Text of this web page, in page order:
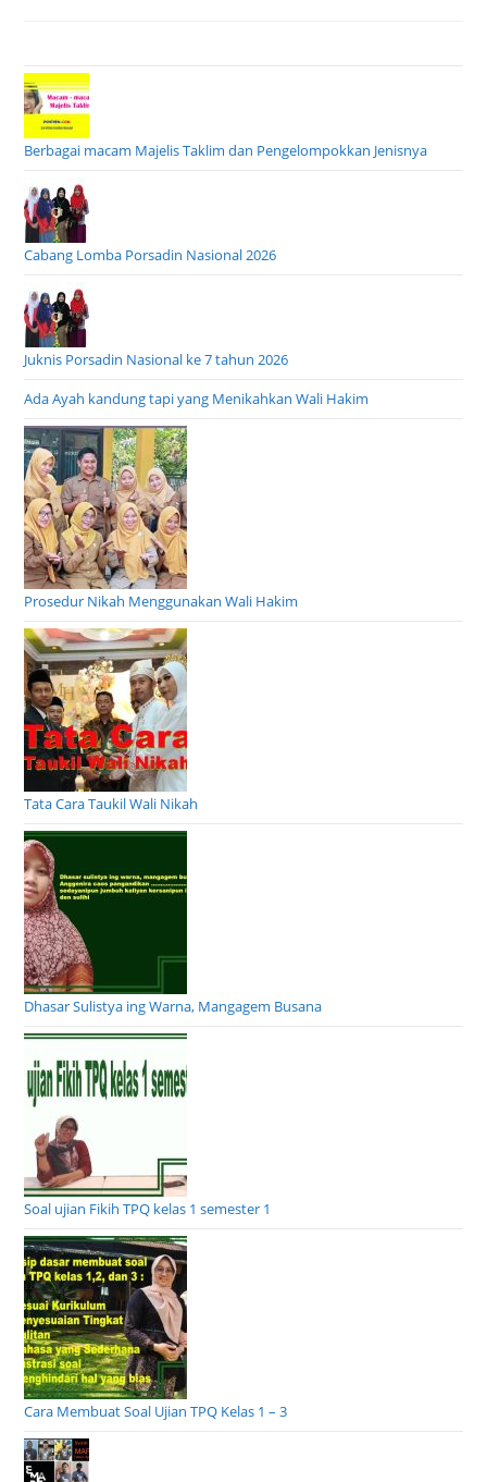
Berbagai macam Majelis Taklim dan Pengelompokkan Jenisnya
Cabang Lomba Porsadin Nasional 2026
Juknis Porsadin Nasional ke 7 tahun 2026
Ada Ayah kandung tapi yang Menikahkan Wali Hakim
Prosedur Nikah Menggunakan Wali Hakim
Tata Cara Taukil Wali Nikah
Dhasar Sulistya ing Warna, Mangagem Busana
Soal ujian Fikih TPQ kelas 1 semester 1
Cara Membuat Soal Ujian TPQ Kelas 1 – 3